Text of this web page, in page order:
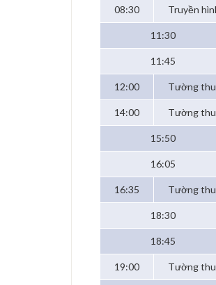
08:30 Truyền
11:30
11:45
12:00 Tường
14:00 Tường
15:50
16:05
16:35 Tường
18:30
18:45
19:00 Tường